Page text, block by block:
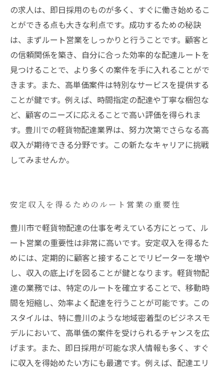
の求人は、即日採用のものが多く、すぐに働き始めるこ
とができる点も大きな利点です。成功するための秘訣
は、まずルート営業をしっかりと行うことです。顧客と
の信頼関係を築き、自分に合った効率的な配達ルートを
見つけることで、より多くの案件を手に入れることがで
きます。また、高単価案件は特別なサービスを提供する
ことが鍵です。例えば、時間指定の配達や丁寧な梱包な
ど、顧客のニーズに応えることで高い評価を得られま
す。豊川での軽貨物配達業界は、努力次第でさらなる高
収入が期待できる分野です。この新たなキャリアに挑戦
してみませんか。
安定収入を得るためのルート営業の重要性
豊川市で軽貨物配達の仕事を考えている方にとって、ル
ート営業の重要性は非常に高いです。安定収入を得るた
めには、定期的に顧客と接することでリピーターを増や
し、収入の底上げを図ることが鍵となります。軽貨物配
達の業務では、特定のルートを確立することで、移動時
間を短縮し、効率よく配達を行うことが可能です。この
スタイルは、特に豊川のような地域密着型のビジネスモ
デルにおいて、高単価の案件を受けられるチャンスを広
げます。また、即日採用が可能な求人情報も多く、すぐ
に収入を得始めたい方にも最適です。例えば、配達エリ